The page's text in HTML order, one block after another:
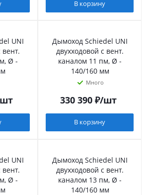
В корзину
UNI
вент.
Ø -
Дымоход Schiedel UNI
двухходовой с вент.
каналом 11 пм, Ø -
140/160 мм
Много
330 390₽/шт
В корзину
UNI
вент.
Ø -
Дымоход Schiedel UNI
двухходовой с вент.
каналом 13 пм, Ø -
140/160 мм